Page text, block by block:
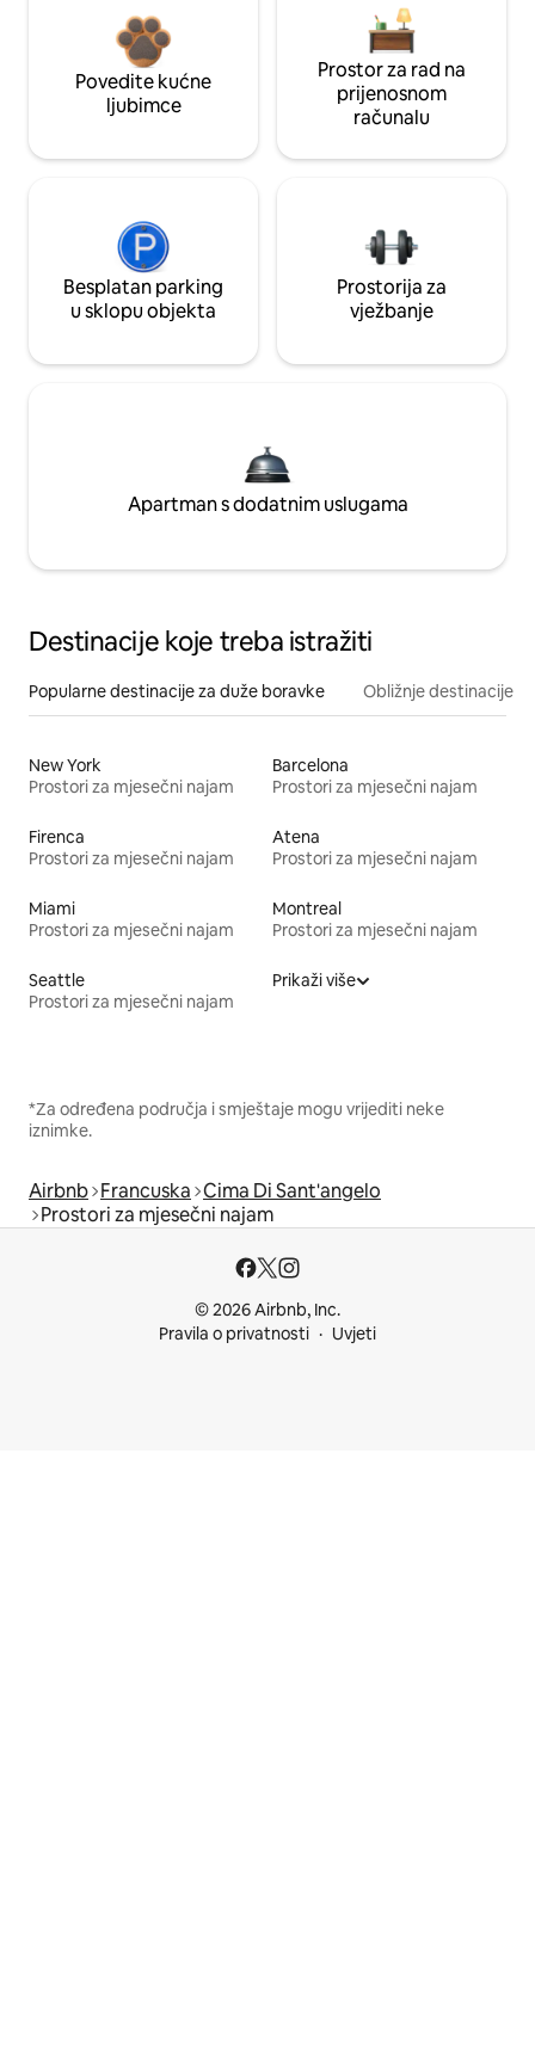
Povedite kućne
ljubimce
Prostor za rad na
prijenosnom
računalu
Besplatan parking
u sklopu objekta
Prostorija za
vježbanje
Apartman s dodatnim uslugama
Destinacije koje treba istražiti
Popularne destinacije za duže boravke Obližnje destinacije
New York
Prostori za mjesečni najam
Barcelona
Prostori za mjesečni najam
Firenca
Prostori za mjesečni najam
Atena
Prostori za mjesečni najam
Miami
Prostori za mjesečni najam
Montreal
Prostori za mjesečni najam
Seattle
Prostori za mjesečni najam
Prikaži više
*Za određena područja i smještaje mogu vrijediti neke
iznimke.
Airbnb Francuska Cima Di Sant'angelo
Prostori za mjesečni najam
© 2026 Airbnb, Inc.
Pravila o privatnosti
Uvjeti